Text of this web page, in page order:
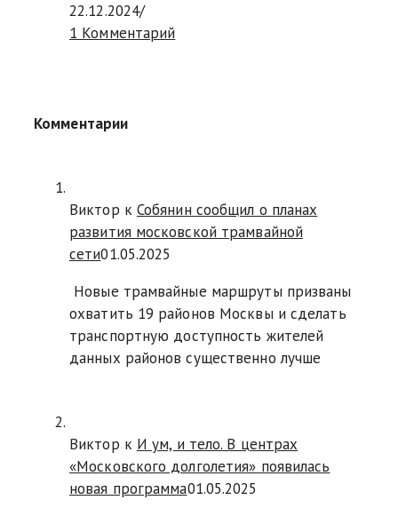
22.12.2024/
1 Комментарий
Комментарии
Виктор к Собянин сообщил о планах
развития московской трамвайной
сети01.05.2025
Новые трамвайные маршруты призваны
охватить 19 районов Москвы и сделать
транспортную доступность жителей
данных районов существенно лучше
Виктор к И ум, и тело. В центрах
«Московского долголетия» появилась
новая программа01.05.2025